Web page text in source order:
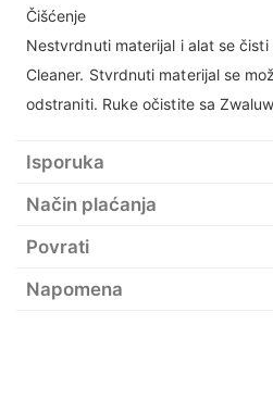
Čišćenje
Nestvrdnuti materijal i alat se
Cleaner. Stvrdnuti materijal se
odstraniti. Ruke očistite sa
Isporuka
Način plaćanja
Povrati
Napomena